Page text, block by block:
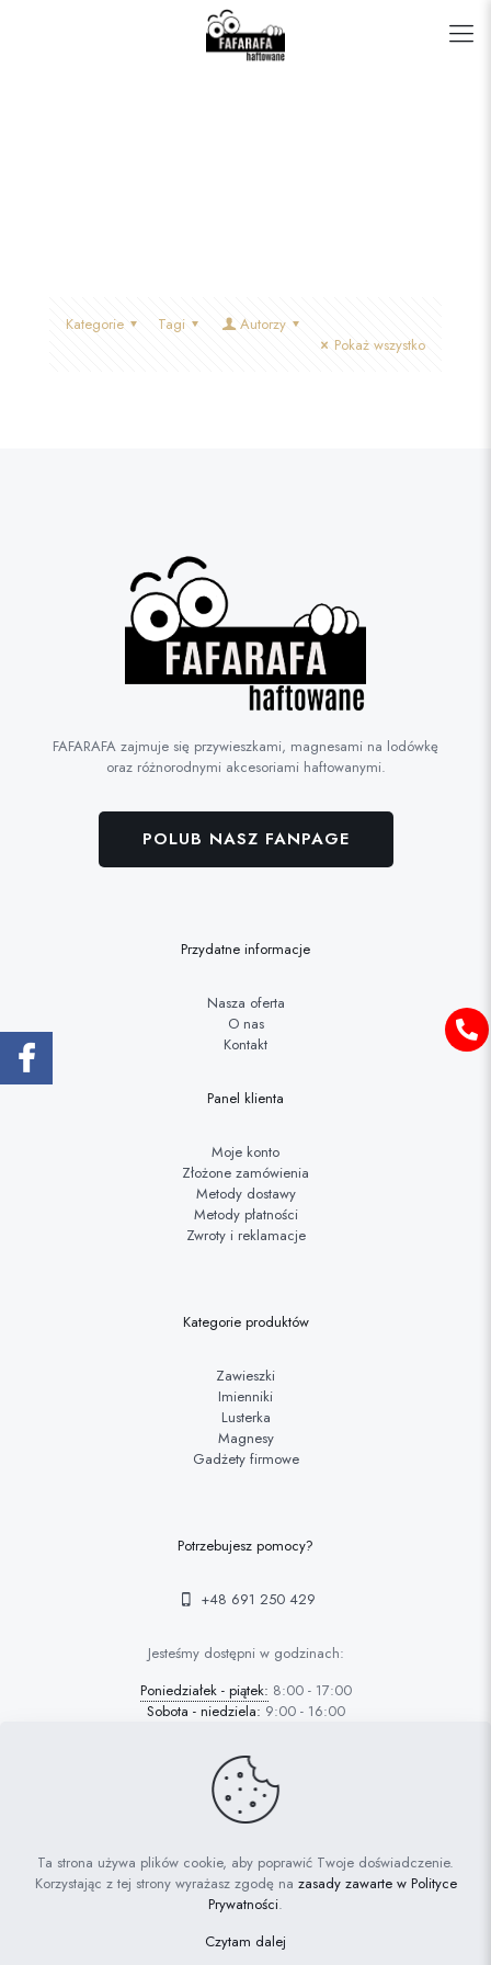
Kategorie Tagi
Autorzy
Pokaż wszystko
FAFARAFA zajmuje się przywieszkami, magnesami na lodówkę
oraz różnorodnymi akcesoriami haftowanymi.
POLUB NASZ FANPAGE
Przydatne informacje
Nasza oferta
O nas
Kontakt
Panel klienta
Moje konto
Złożone zamówienia
Metody dostawy
Metody płatności
Zwroty i reklamacje
Kategorie produktów
Zawieszki
Imienniki
Lusterka
Magnesy
Gadżety firmowe
Potrzebujesz pomocy?
+48 691 250 429
Jesteśmy dostępni w godzinach:
Poniedziałek - piątek: 8:00 - 17:00
Sobota - niedziela: 9:00 - 16:00
© 2022 FAFARAFA | Haft Piotrków Trybunalski |
Projektowanie
stron Piotrków: AdrianGrzybek.pl
Polityka prywatności
Ta strona używa plików cookie, aby poprawić Twoje doświadczenie.
Korzystając z tej strony wyrażasz zgodę na zasady zawarte w Polityce
Prywatności.
Czytam dalej